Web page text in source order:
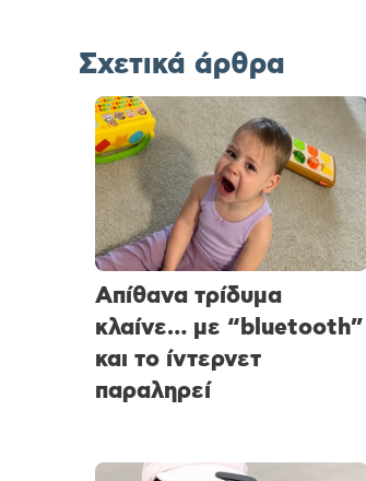
Σχετικά άρθρα
Απίθανα τρίδυμα
κλαίνε… με “bluetooth”
και το ίντερνετ
παραληρεί